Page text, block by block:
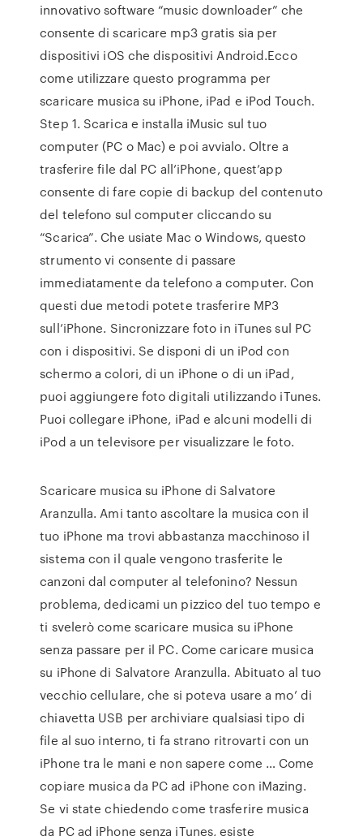
innovativo software “music downloader” che
consente di scaricare mp3 gratis sia per
dispositivi iOS che dispositivi Android.Ecco
come utilizzare questo programma per
scaricare musica su iPhone, iPad e iPod Touch.
Step 1. Scarica e installa iMusic sul tuo
computer (PC o Mac) e poi avvialo. Oltre a
trasferire file dal PC all’iPhone, quest’app
consente di fare copie di backup del contenuto
del telefono sul computer cliccando su
“Scarica”. Che usiate Mac o Windows, questo
strumento vi consente di passare
immediatamente da telefono a computer. Con
questi due metodi potete trasferire MP3
sull’iPhone. Sincronizzare foto in iTunes sul PC
con i dispositivi. Se disponi di un iPod con
schermo a colori, di un iPhone o di un iPad,
puoi aggiungere foto digitali utilizzando iTunes.
Puoi collegare iPhone, iPad e alcuni modelli di
iPod a un televisore per visualizzare le foto.
Scaricare musica su iPhone di Salvatore
Aranzulla. Ami tanto ascoltare la musica con il
tuo iPhone ma trovi abbastanza macchinoso il
sistema con il quale vengono trasferite le
canzoni dal computer al telefonino? Nessun
problema, dedicami un pizzico del tuo tempo e
ti svelerò come scaricare musica su iPhone
senza passare per il PC. Come caricare musica
su iPhone di Salvatore Aranzulla. Abituato al tuo
vecchio cellulare, che si poteva usare a mo’ di
chiavetta USB per archiviare qualsiasi tipo di
file al suo interno, ti fa strano ritrovarti con un
iPhone tra le mani e non sapere come … Come
copiare musica da PC ad iPhone con iMazing.
Se vi state chiedendo come trasferire musica
da PC ad iPhone senza iTunes, esiste